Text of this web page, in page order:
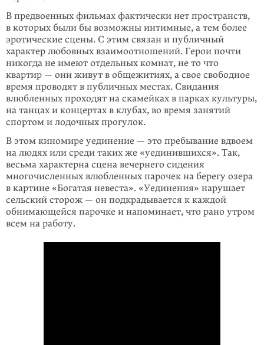
В предвоенных фильмах фактически нет пространств,
в которых были бы возможны интимные, а тем более
эротические сцены. С этим связан и публичный
характер любовных взаимоотношений. Герои почти
никогда не имеют отдельных комнат, не то что
квартир — они живут в общежитиях, а свое свободное
время проводят в публичных местах. Свидания
влюбленных проходят на скамейках в парках культуры,
на танцах и концертах в клубах, во время занятий
спортом и лодочных прогулок.
В этом киномире уединение — это пребывание вдвоем
на людях или среди таких же «уединившихся». Так,
весьма характерна сцена вечернего сидения
многочисленных влюбленных парочек на берегу озера
в картине «Богатая невеста». «Уединения» нарушает
сельский сторож — он подкрадывается к каждой
обнимающейся парочке и напоминает, что рано утром
всем на работу.